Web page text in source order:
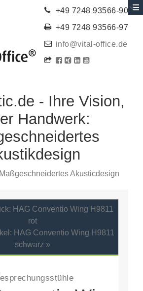
+49 7248 93566-90
+49 7248 93566-97
info@vital-office.de
- Ihre Vision,
Handwerk:
HAG Conventio Wing H9811
rot
HAG Conventio Wing H9811
schwarz »